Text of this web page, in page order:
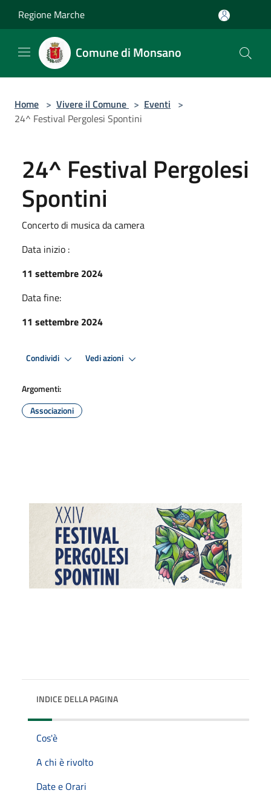
Regione Marche
Comune di Monsano
Home > Vivere il Comune > Eventi >
24^ Festival Pergolesi Spontini
24^ Festival Pergolesi
Spontini
Concerto di musica da camera
Data inizio :
11 settembre 2024
Data fine:
11 settembre 2024
Condividi Vedi azioni
Argomenti:
Associazioni
INDICE DELLA PAGINA
Cos'è
A chi è rivolto
Date e Orari